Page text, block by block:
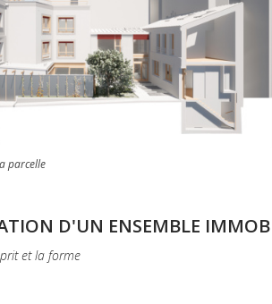
parcelle
D'UN ENSEMBLE
et la forme